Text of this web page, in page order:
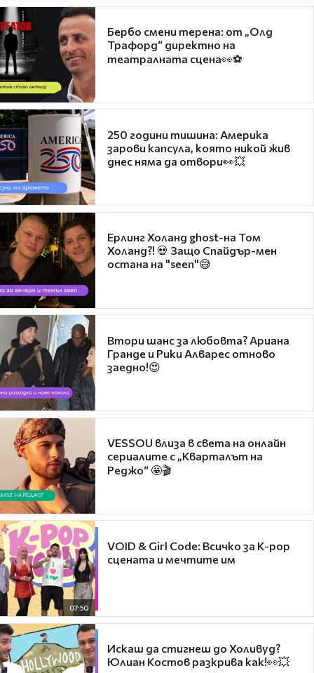
Бербо смени терена: от „Олд
Трафорд“ директно на
театралната сцена👀⚽
250 години тишина: Америка
зарови капсула, която никой жив
днес няма да отвори👀💥
Ерлинг Холанд ghost-на Том
Холанд?! 💀 Защо Спайдър-мен
остана на "seen"😅
Втори шанс за любовта? Ариана
Гранде и Рики Алварес отново
заедно!😍
VESSOU влиза в света на онлайн
сериалите с „Кварталът на
Реджо“ 🤩🎬
07:50
VOID & Girl Code: Всичко за K-pop
сцената и мечтите им
Искаш да стигнеш до Холивуд?
Юлиан Костов разкрива как!👀💥